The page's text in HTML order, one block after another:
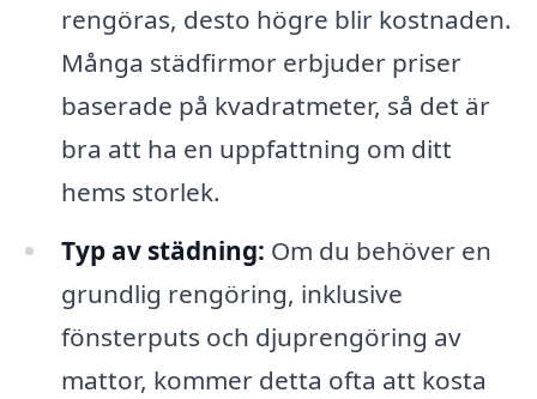
rengöras, desto högre blir kostnaden.
Många städfirmor erbjuder priser
baserade på kvadratmeter, så det är
bra att ha en uppfattning om ditt
hems storlek.
Typ av städning: Om du behöver en
grundlig rengöring, inklusive
fönsterputs och djuprengöring av
mattor, kommer detta ofta att kosta